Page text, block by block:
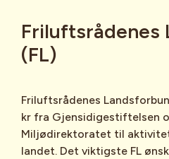
Friluftsrådenes
(FL)
Friluftsrådenes
kr fra Gjensidigestiftelsen
Miljødirektoratet til
landet. Det viktigste FL